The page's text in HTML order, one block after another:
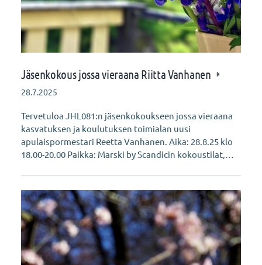
Jäsenkokous jossa vieraana Riitta Vanhanen
28.7.2025
Tervetuloa JHL081:n jäsenkokoukseen jossa vieraana
kasvatuksen ja koulutuksen toimialan uusi
apulaispormestari Reetta Vanhanen. Aika: 28.8.25 klo
18.00-20.00 Paikka: Marski by Scandicin kokoustilat,…